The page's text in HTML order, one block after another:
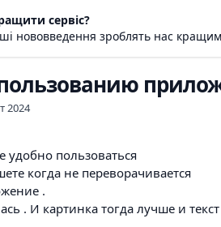
сервіс?
нововведення зроблять нас
2024
пользоваться
когда не переворачивается
.
. И картинка тогда лучше и